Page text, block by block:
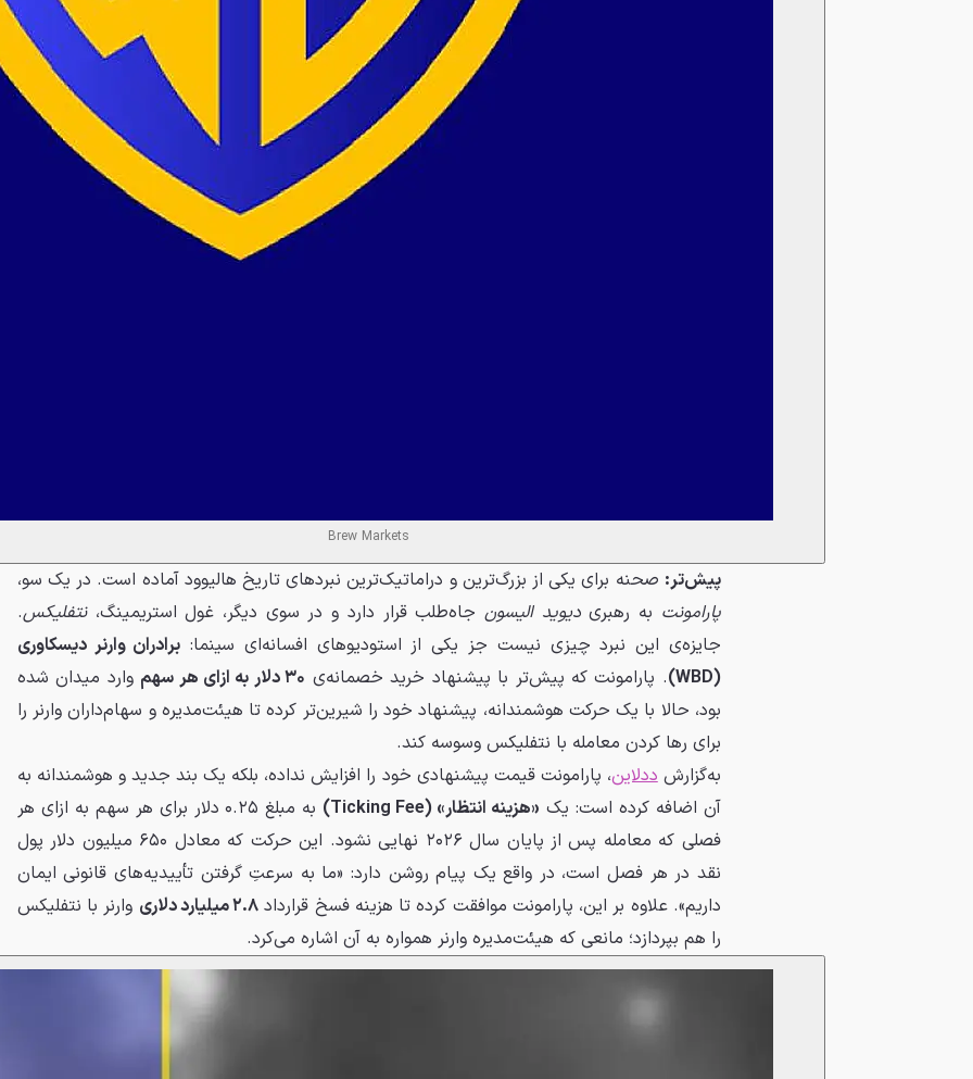
Brew Markets
پیش‌تر: صحنه برای یکی از بزرگ‌ترین و دراماتیک‌ترین نبردهای تاریخ هالیوود آماده است. در یک سو،
پارامونت به رهبریدیوید الیسون جاه‌طلب قرار دارد و در سوی دیگر، غول استریمینگ،نتفلیکس.
جایزه‌ی این نبرد چیزی نیست جز یکی از استودیوهای افسانه‌ای سینما: برادران وارنر دیسکاوری
(WBD)
. پارامونت که پیش‌تر با پیشنهاد خرید خصمانه‌ی ۳۰ دلار به ازای هر سهم
وارد میدان شده
بود، حالا با یک حرکت هوشمندانه، پیشنهاد خود را شیرین‌تر کرده تا هیئت‌مدیره و سهام‌داران وارنر را
برای رها کردن معامله با نتفلیکس وسوسه کند.
به‌گزارشددلاین، پارامونت قیمت پیشنهادی خود را افزایش نداده، بلکه یک بند جدید و هوشمندانه به
آن اضافه کرده است: یک «هزینه انتظار» (Ticking Fee)
به مبلغ ۰.۲۵ دلار برای هر سهم به ازای هر
فصلی که معامله پس از پایان سال ۲۰۲۶ نهایی نشود. این حرکت که معادل ۶۵۰ میلیون دلار پول
نقد در هر فصل است، در واقع یک پیام روشن دارد: «ما به سرعتِ گرفتن تأییدیه‌های قانونی ایمان
داریم». علاوه بر این، پارامونت موافقت کرده تا هزینه فسخ قرارداد ۲.۸ میلیارد دلاری
وارنر با نتفلیکس
را هم بپردازد؛ مانعی که هیئت‌مدیره وارنر همواره به آن اشاره می‌کرد.